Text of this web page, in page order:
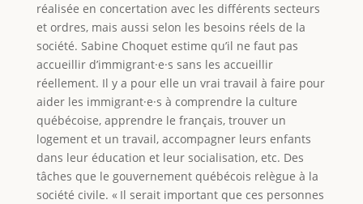
réalisée en concertation avec les différents secteurs
et ordres, mais aussi selon les besoins réels de la
société. Sabine Choquet estime qu’il ne faut pas
accueillir d’immigrant·e·s sans les accueillir
réellement. Il y a pour elle un vrai travail à faire pour
aider les immigrant·e·s à comprendre la culture
québécoise, apprendre le français, trouver un
logement et un travail, accompagner leurs enfants
dans leur éducation et leur socialisation, etc. Des
tâches que le gouvernement québécois relègue à la
société civile. « Il serait important que ces personnes